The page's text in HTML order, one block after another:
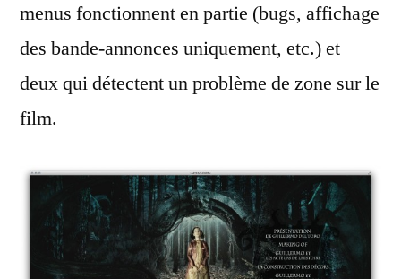
menus fonctionnent en partie (bugs, affichage
des bande-annonces uniquement, etc.) et
deux qui détectent un problème de zone sur le
film.